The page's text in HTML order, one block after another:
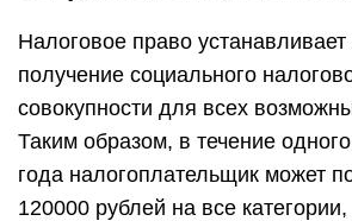
Налоговое право
получение социального
совокупности для всех
Таким образом, в течение
года налогоплательщик может
120000 рублей на все